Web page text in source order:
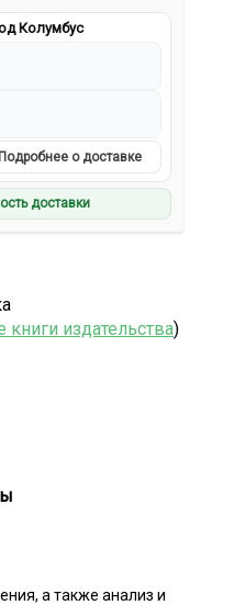
Колумбус
Подробнее о доставке
доставки
книги издательства)
а также анализ и